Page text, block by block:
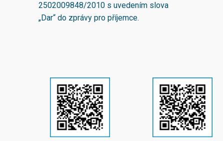
2502009848/2010 s uvedením slova
„Dar“ do zprávy pro příjemce.